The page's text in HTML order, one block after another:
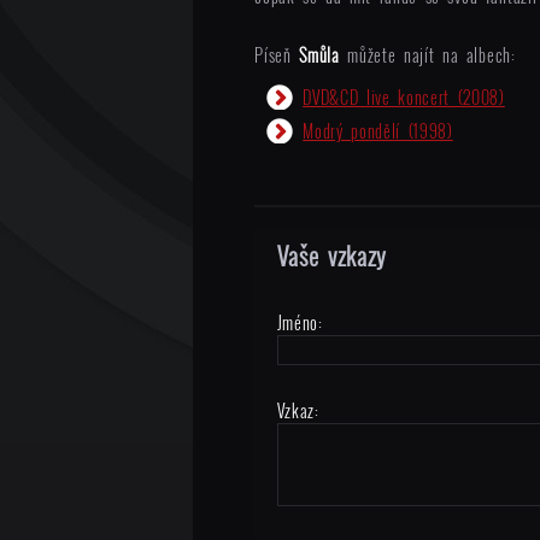
PíseňSmůla můžete najít na albech:
DVD&CD live koncert (2008)
Modrý pondělí (1998)
Vaše vzkazy
Jméno:
Vzkaz: